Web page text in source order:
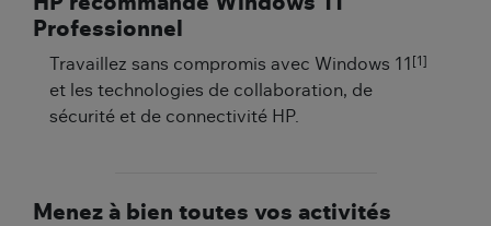
Professionnel
Travaillez sans compromis avec Windows 11 [1]
et les technologies de collaboration, de
sécurité et de connectivité HP.
Menez à bien toutes vos activités